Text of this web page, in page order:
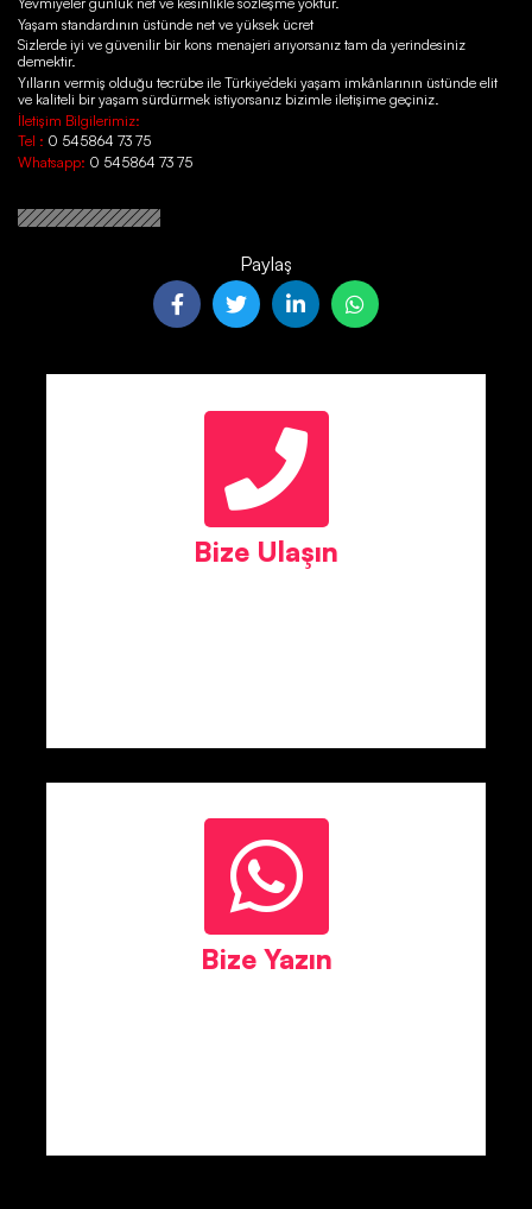
Yaşam standardının üstünde net ve yüksek ücret
Sizlerde iyi ve güvenilir bir kons menajeri arıyorsanız tam da yerindesiniz
demektir.
Yılların vermiş olduğu tecrübe ile Türkiye’deki yaşam imkânlarının üstünde elit
ve kaliteli bir yaşam sürdürmek istiyorsanız bizimle iletişime geçiniz.
İletişim Bilgilerimiz:
Tel : 0 545864 73 75
Whatsapp: 0 545864 73 75
Paylaş
Bize Ulaşın
Bize Yazın